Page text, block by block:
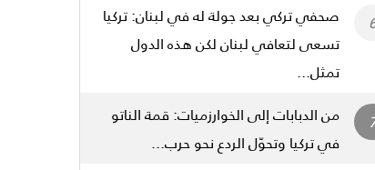
صحفي تركي بعد جولة له في لبنان: تركيا
تسعى لتعافي لبنان لكن هذه الدول
تمثل...
من الدبابات إلى الخوارزميات: قمة الناتو
في تركيا وتحوّل الردع نحو حرب...